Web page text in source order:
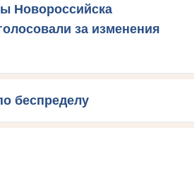
Новороссийска
за изменения
беспределу